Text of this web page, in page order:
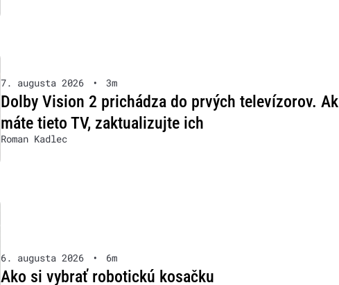
7. augusta 2026 • 3m
Dolby Vision 2 prichádza do prvých televízorov. Ak
máte tieto TV, zaktualizujte ich
Roman Kadlec
6. augusta 2026 • 6m
Ako si vybrať robotickú kosačku